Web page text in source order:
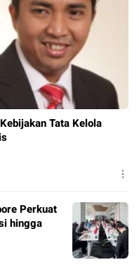
Tata Kelola
Perkuat
hingga